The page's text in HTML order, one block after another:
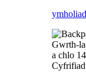
ymholiad